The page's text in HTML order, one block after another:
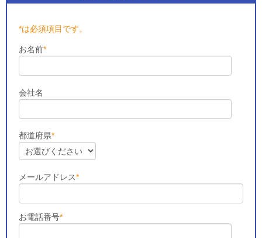
*は必須項目です。
お名前*
会社名
都道府県*
メールアドレス*
お電話番号*